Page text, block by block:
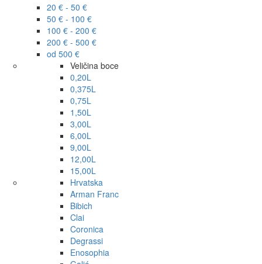
20 € - 50 €
50 € - 100 €
100 € - 200 €
200 € - 500 €
od 500 €
Veličina boce
0,20L
0,375L
0,75L
1,50L
3,00L
6,00L
9,00L
12,00L
15,00L
Hrvatska
Arman Franc
Bibich
Clai
Coronica
Degrassi
Enosophia